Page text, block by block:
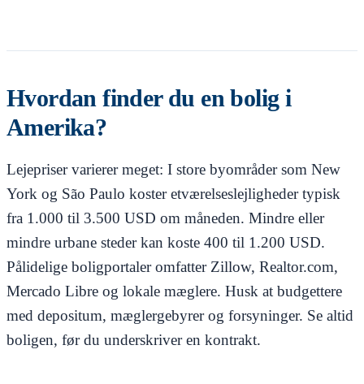
Hvordan finder du en bolig i
Amerika?
Lejepriser varierer meget: I store byområder som New
York og São Paulo koster etværelseslejligheder typisk
fra 1.000 til 3.500 USD om måneden. Mindre eller
mindre urbane steder kan koste 400 til 1.200 USD.
Pålidelige boligportaler omfatter Zillow, Realtor.com,
Mercado Libre og lokale mæglere. Husk at budgettere
med depositum, mæglergebyrer og forsyninger. Se altid
boligen, før du underskriver en kontrakt.